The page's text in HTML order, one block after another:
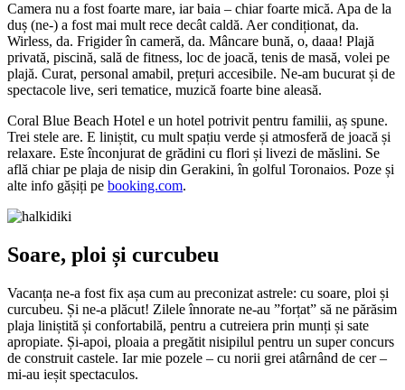
Camera nu a fost foarte mare, iar baia – chiar foarte mică. Apa de la
duș (ne-) a fost mai mult rece decât caldă. Aer condiționat, da.
Wirless, da. Frigider în cameră, da. Mâncare bună, o, daaa! Plajă
privată, piscină, sală de fitness, loc de joacă, tenis de masă, volei pe
plajă. Curat, personal amabil, prețuri accesibile. Ne-am bucurat și de
spectacole live, seri tematice, muzică foarte bine aleasă.
Coral Blue Beach Hotel e un hotel potrivit pentru familii, aș spune.
Trei stele are. E liniștit, cu mult spațiu verde și atmosferă de joacă și
relaxare. Este înconjurat de grădini cu flori și livezi de măslini. Se
află chiar pe plaja de nisip din Gerakini, în golful Toronaios. Poze și
alte info gășiți pe booking.com.
Soare, ploi și curcubeu
Vacanța ne-a fost fix așa cum au preconizat astrele: cu soare, ploi și
curcubeu. Și ne-a plăcut! Zilele înnorate ne-au ”forțat” să ne părăsim
plaja liniștită și confortabilă, pentru a cutreiera prin munți și sate
apropiate. Și-apoi, ploaia a pregătit nisipilul pentru un super concurs
de construit castele. Iar mie pozele – cu norii grei atârnând de cer –
mi-au ieșit spectaculos.